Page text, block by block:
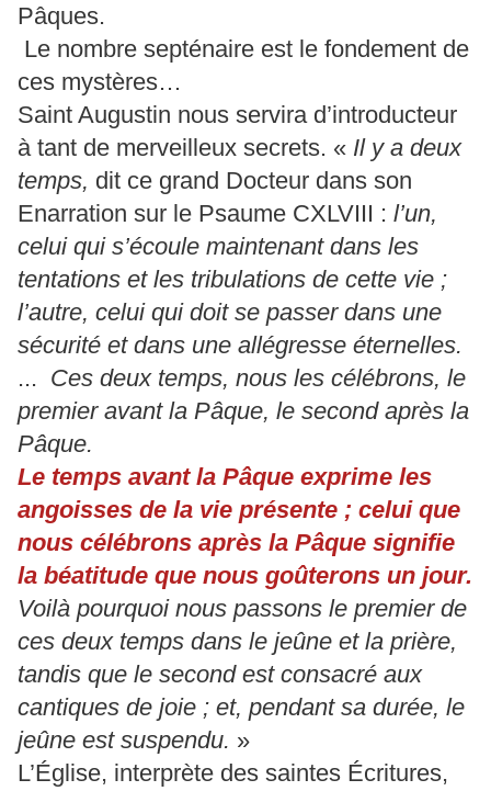
Pâques.
Le nombre septénaire est le fondement de
ces mystères…
Saint Augustin nous servira d’introducteur
à tant de merveilleux secrets. « Il y a deux
temps, dit ce grand Docteur dans son
Enarration sur le Psaume CXLVIII : l’un,
celui qui s’écoule maintenant dans les
tentations et les tribulations de cette vie ;
l’autre, celui qui doit se passer dans une
sécurité et dans une allégresse éternelles.
... Ces deux temps, nous les célébrons, le
premier avant la Pâque, le second après la
Pâque.
Le temps avant la Pâque exprime les
angoisses de la vie présente ; celui que
nous célébrons après la Pâque signifie
la béatitude que nous goûterons un jour.
Voilà pourquoi nous passons le premier de
ces deux temps dans le jeûne et la prière,
tandis que le second est consacré aux
cantiques de joie ; et, pendant sa durée, le
jeûne est suspendu. »
L’Église, interprète des saintes Écritures,